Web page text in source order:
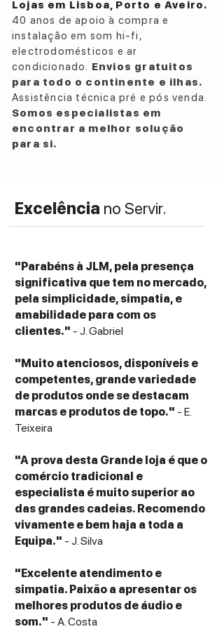
frontal regulável
Michi Remoto Incluído
Lojas em Lisboa, Porto e Aveiro.
40 anos de apoio à compra e
instalação em som hi-fi,
electrodomésticos e ar
condicionado. Envios gratuitos
para todo o continente e ilhas.
Assistência técnica pré e pós venda.
Somos especialistas em
encontrar a melhor solução
para si.
Excelência no Servir.
"Parabéns à JLM, pela presença
significativa que tem no mercado,
pela simplicidade, simpatia, e
amabilidade para com os
clientes." - J. Gabriel
"Muito atenciosos, disponíveis e
competentes, grande variedade
de produtos onde se destacam
marcas e produtos de topo." - E.
Teixeira
"A prova desta Grande loja é que o
comércio tradicional e
especialista é muito superior ao
das grandes cadeias. Recomendo
vivamente e bem haja a toda a
Equipa." - J. Silva
"Excelente atendimento e
simpatia. Paixão a apresentar os
melhores produtos de áudio e
som." - A. Costa